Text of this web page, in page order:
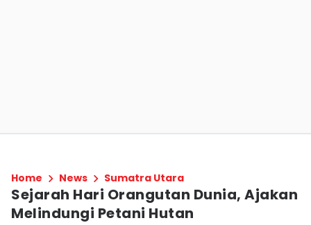
Home News Sumatra Utara
Sejarah Hari Orangutan Dunia, Ajakan
Melindungi Petani Hutan